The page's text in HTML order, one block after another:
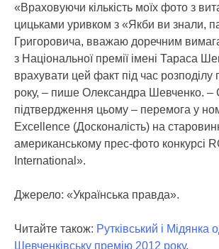
«Враховуючи кількість моїх фото з
цицьками уривком з «Якби ви знали,
Григоровича, вважаю доречним
з Національної премії імені Тараса
врахувати цей факт під час розподілу
року, – пише Олександра Шевченко. –
підтвердження цьому – перемога у
Excellence (Досконалість) на
американському прес-фото конкурсі
International».
Джерело: «Українська правда».
Читайте також: Рутківський і Мідянка
Шевченківську премію 2012 року.